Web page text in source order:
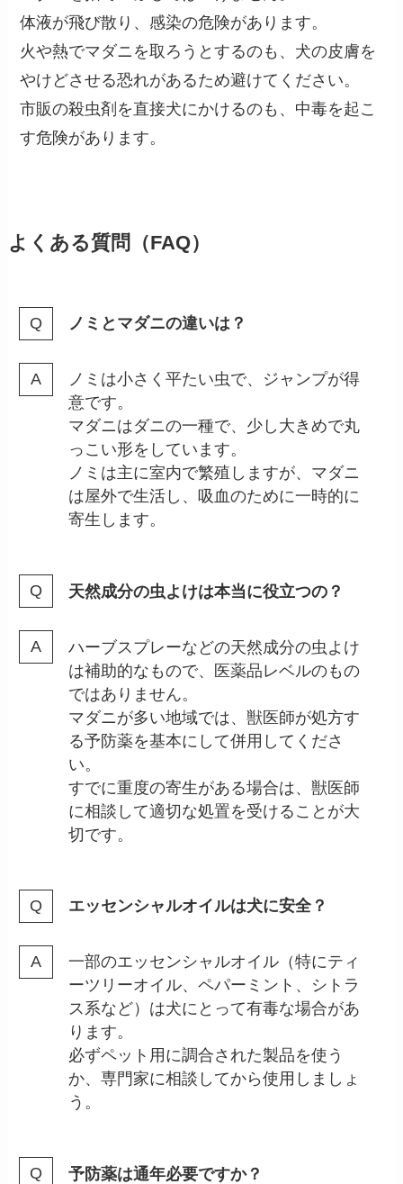
体液が飛び散り、感染の危険があります。
火や熱でマダニを取ろうとするのも、犬の皮膚を
やけどさせる恐れがあるため避けてください。
市販の殺虫剤を直接犬にかけるのも、中毒を起こ
す危険があります。
よくある質問（FAQ）
ノミとマダニの違いは？
ノミは小さく平たい虫で、ジャンプが得
意です。
マダニはダニの一種で、少し大きめで丸
っこい形をしています。
ノミは主に室内で繁殖しますが、マダニ
は屋外で生活し、吸血のために一時的に
寄生します。
天然成分の虫よけは本当に役立つの？
ハーブスプレーなどの天然成分の虫よけ
は補助的なもので、医薬品レベルのもの
ではありません。
マダニが多い地域では、獣医師が処方す
る予防薬を基本にして併用してくださ
い。
すでに重度の寄生がある場合は、獣医師
に相談して適切な処置を受けることが大
切です。
エッセンシャルオイルは犬に安全？
一部のエッセンシャルオイル（特にティ
ーツリーオイル、ペパーミント、シトラ
ス系など）は犬にとって有毒な場合があ
ります。
必ずペット用に調合された製品を使う
か、専門家に相談してから使用しましょ
う。
予防薬は通年必要ですか？